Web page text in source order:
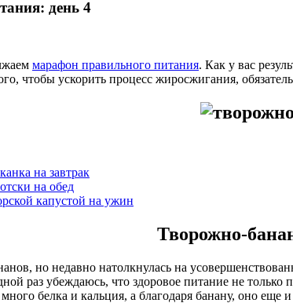
день 4
марафон правильного питания. Как у вас
чтобы ускорить процесс жиросжигания,
на завтрак
на обед
капустой на ужин
Творожно-
но недавно натолкнулась на
раз убеждаюсь, что здоровое питание не
белка и кальция, а благодаря банану, оно